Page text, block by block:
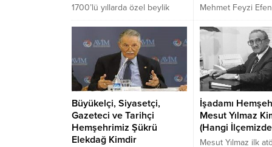
1700’lü yıllarda özel beylik
Sarayı’na kabul edilen
Taşköprülü Müftügiller ailesi
soyadı kanunuyla “Erol”
soyadını aldılar.
Taşköprülülerin genel olarak
helvahane, şekerhane,
tatlıhane gibi sarayın tatlı imal
edilen bölümlerinde istihdam
edilerek şekercilik hususunda
esaslı bir tecrübeye sahip
Mehmet Feyzi
Kastamonu.
bağlıdır. Buradan
vardır.” diyen
öz bağrında
çınar, yüce bir feyiz
Büyükelçi, Siyasetçi,
Gazeteci ve Tarihçi
Hemşehrimiz Şükrü
Elekdağ Kimdir
İşadamı
Mesut Yılmaz
(Hangi
Mesut Yılmaz ilk